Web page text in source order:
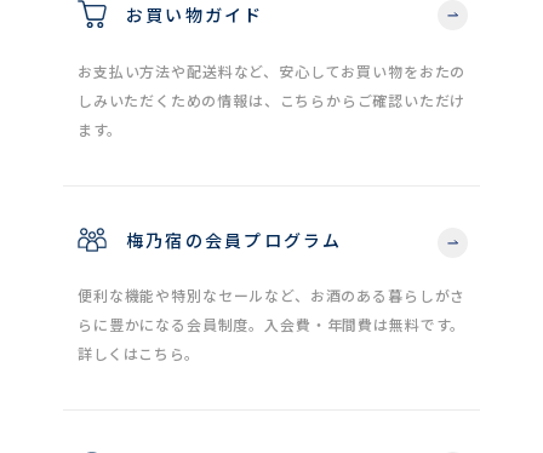
お買い物ガイド
お支払い方法や配送料など、安心してお買い物をおたの
しみいただくための情報は、こちらからご確認いただけ
ます。
梅乃宿の会員プログラム
便利な機能や特別なセールなど、お酒のある暮らしがさ
らに豊かになる会員制度。入会費・年間費は無料です。
詳しくはこちら。